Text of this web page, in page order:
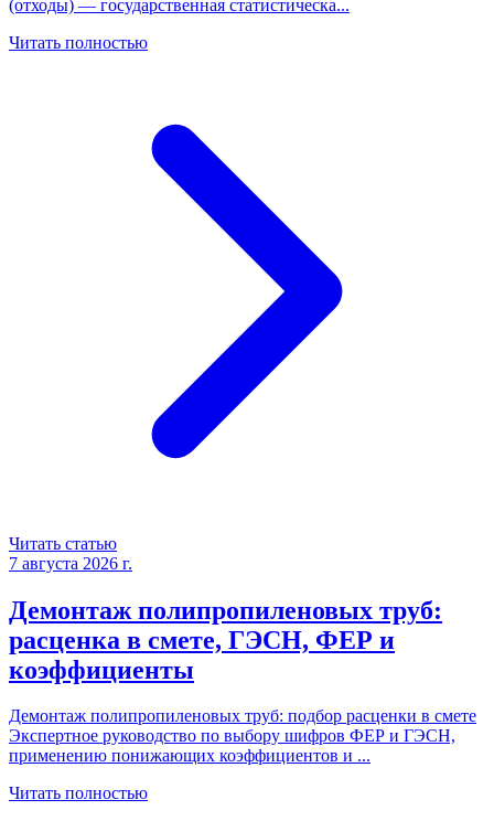
(отходы) — государственная статистическа...
Читать полностью
Читать статью
7 августа 2026 г.
Демонтаж полипропиленовых труб:
расценка в смете, ГЭСН, ФЕР и
коэффициенты
Демонтаж полипропиленовых труб: подбор расценки в смете
Экспертное руководство по выбору шифров ФЕР и ГЭСН,
применению понижающих коэффициентов и ...
Читать полностью